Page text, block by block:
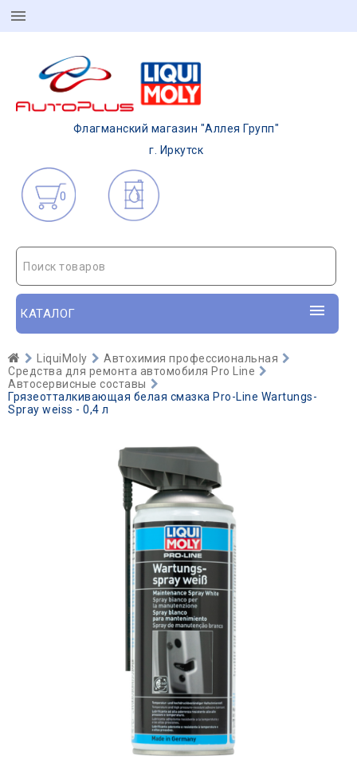
Флагманский магазин "Аллея Групп"
г. Иркутск
0
Поиск товаров
КАТАЛОГ
LiquiMoly
Автохимия профессиональная
Средства для ремонта автомобиля Pro Line
Автосервисные составы
Грязеотталкивающая белая смазка Pro-Line Wartungs-
Spray weiss - 0,4 л